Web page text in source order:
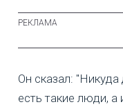
Он сказал:
есть такие люди, а